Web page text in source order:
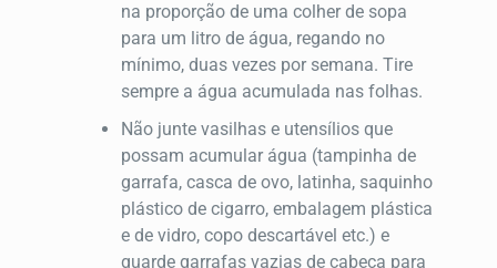
na proporção de uma colher de sopa
para um litro de água, regando no
mínimo, duas vezes por semana. Tire
sempre a água acumulada nas folhas.
Não junte vasilhas e utensílios que
possam acumular água (tampinha de
garrafa, casca de ovo, latinha, saquinho
plástico de cigarro, embalagem plástica
e de vidro, copo descartável etc.) e
guarde garrafas vazias de cabeça para